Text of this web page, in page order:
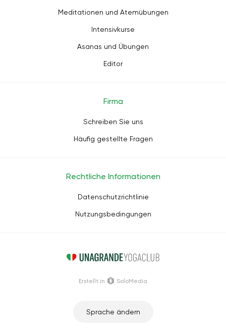
Meditationen und Atemübungen
Intensivkurse
Asanas und Übungen
Editor
Firma
Schreiben Sie uns
Häufig gestellte Fragen
Rechtliche Informationen
Datenschutzrichtlinie
Nutzungsbedingungen
Sprache ändern
Erstellt in SoloMedia